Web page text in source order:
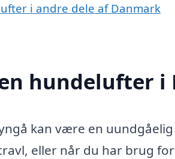
i andre dele af Danmark
hundelufter
kan være en
eller når du har brug